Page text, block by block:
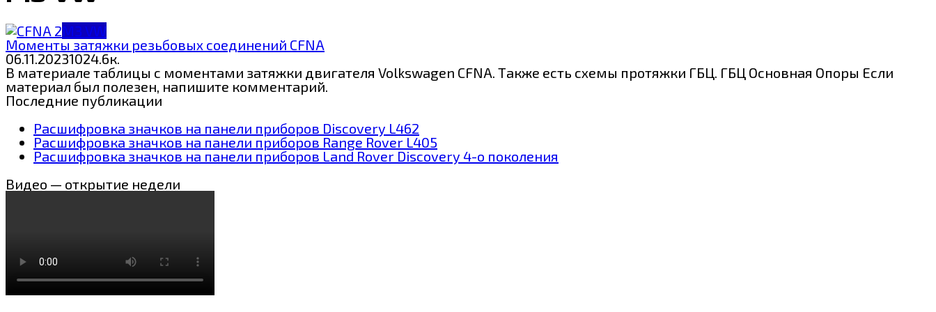
МЗ VW
Моменты затяжки резьбовых соединений CFNA
06.11.20231024.6к.
В материале таблицы с моментами затяжки двигателя Volkswagen CFNA. Также есть схемы протяжки ГБЦ. ГБЦ Основная Опоры Если
материал был полезен, напишите комментарий.
Последние публикации
Расшифровка значков на панели приборов Discovery L462
Расшифровка значков на панели приборов Range Rover L405
Расшифровка значков на панели приборов Land Rover Discovery 4-о поколения
Видео — открытие недели